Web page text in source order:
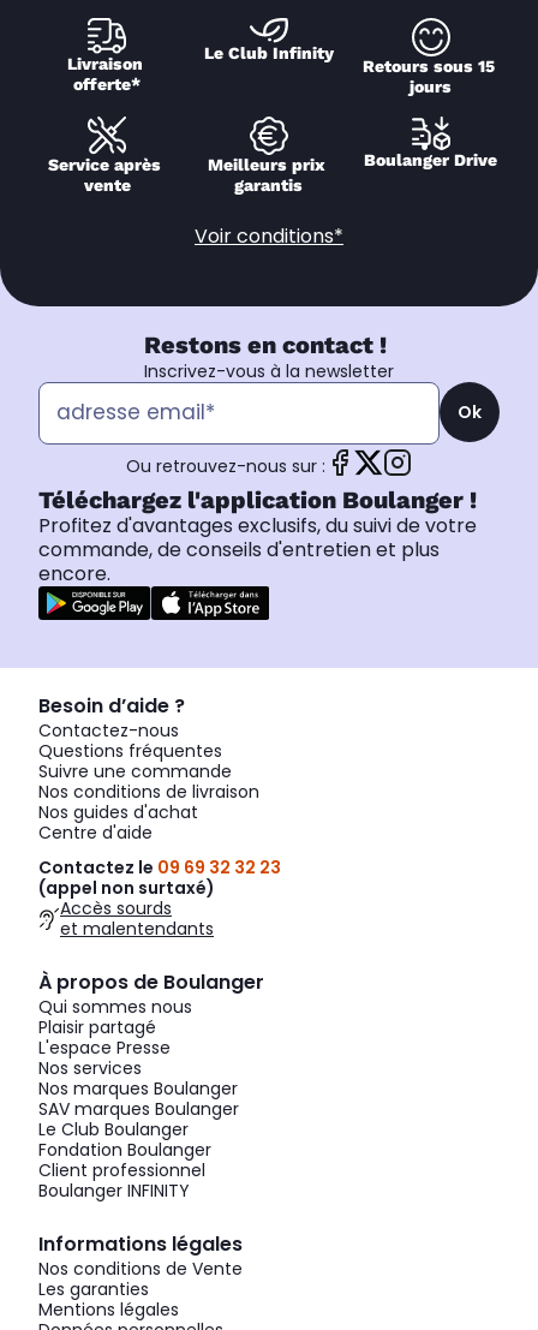
Livraison
offerte*
Le Club Infinity
Retours sous 15
jours
Service après
vente
Meilleurs prix
garantis
Boulanger Drive
Voir conditions*
Restons en contact !
Inscrivez-vous à la newsletter
Ok
Ou retrouvez-nous sur :
Téléchargez l'application Boulanger !
Profitez d'avantages exclusifs, du suivi de votre
commande, de conseils d'entretien et plus
encore.
Besoin d’aide ?
Contactez-nous
Questions fréquentes
Suivre une commande
Nos conditions de livraison
Nos guides d'achat
Centre d'aide
Contactez le 09 69 32 32 23
(appel non surtaxé)
Accès sourds
et malentendants
À propos de Boulanger
Qui sommes nous
Plaisir partagé
L'espace Presse
Nos services
Nos marques Boulanger
SAV marques Boulanger
Le Club Boulanger
Fondation Boulanger
Client professionnel
Boulanger INFINITY
Informations légales
Nos conditions de Vente
Les garanties
Mentions légales